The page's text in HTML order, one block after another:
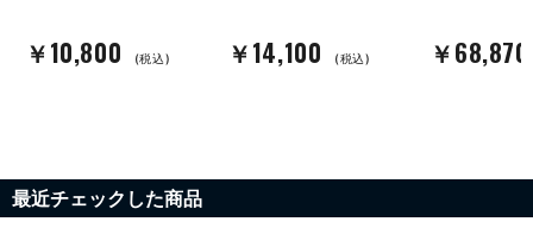
￥10,800 (税込) ￥14,100 (税込) ￥
最近チェックした商品